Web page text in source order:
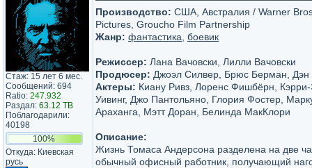
Стаж: 15 лет 6 мес.
Сообщений: 694
Ratio: 247.932
Раздал: 63.12 TB
Поблагодарили:
40198
100%
Откуда: Киевская
русь
Производство: США, Австралия / Warner
Pictures, Groucho Film Partnership
Жанр: фантастика боевик
Режиссер: Лана Вачовски, Лилли Вачовски
Продюсер: Джоэл Силвер, Брюс Берман, Дэн
Актеры: Киану Ривз, Лоренс Фишбёрн,
Уивинг, Джо Пантольяно, Глория Фостер,
Араханга, Мэтт Доран, Белинда МакКлори
Описание:
Жизнь Томаса Андерсона разделена на две
обычный офисный работник, получающий